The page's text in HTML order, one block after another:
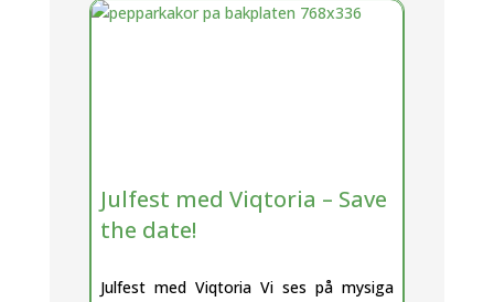
Julfest med Viqtoria – Save
the date!
Julfest med Viqtoria Vi ses på mysiga